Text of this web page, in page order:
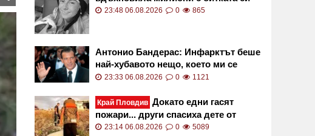
срещу рядък рак
23:48 06.08.2026 0 865
Антонио Бандерас: Инфарктът беше
най-хубавото нещо, което ми се
случи
23:33 06.08.2026 0 1121
Край Пловдив Докато едни гасят
пожари... други спасиха дете от
сигурна смърт във водите на язовир
23:14 06.08.2026 0 5089